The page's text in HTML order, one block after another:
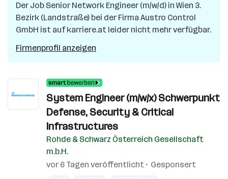
Jobs
in
Wien
Der Job Senior Network Engineer (m/w/d) in Wien 3.
Bezirk (Landstraße) bei der Firma Austro Control
GmbH ist auf karriere.at leider nicht mehr verfügbar.
Firmenprofil anzeigen
System Engineer (m/w/x) Schwerpunkt
Defense, Security & Critical
Infrastructures
Rohde & Schwarz Österreich Gesellschaft
m.b.H.
vor 6 Tagen veröffentlicht
Gesponsert